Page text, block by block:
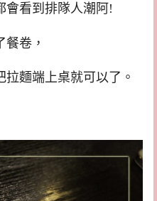
會看到排隊人潮阿!
卷，
麵端上桌就可以了。